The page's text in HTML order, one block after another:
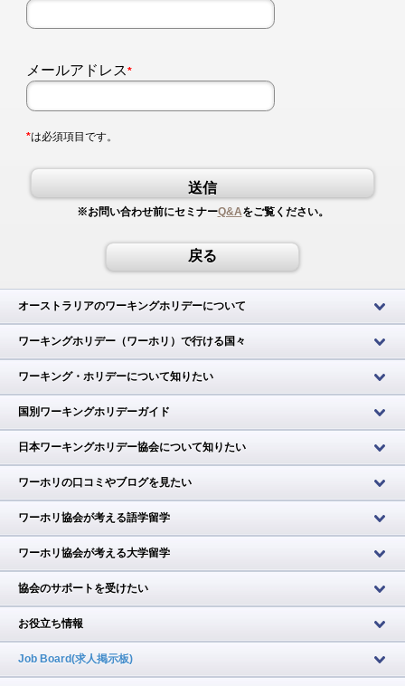
メールアドレス*
*は必須項目です。
送信
※お問い合わせ前にセミナーQ&Aをご覧ください。
戻る
オーストラリアのワーキングホリデーについて
ワーキングホリデー（ワーホリ）で行ける国々
ワーキング・ホリデーについて知りたい
国別ワーキングホリデーガイド
日本ワーキングホリデー協会について知りたい
ワーホリの口コミやブログを見たい
ワーホリ協会が考える語学留学
ワーホリ協会が考える大学留学
協会のサポートを受けたい
お役立ち情報
Job Board(求人掲示板)